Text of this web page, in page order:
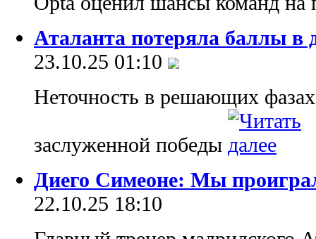
Аталанта потеряла баллы в
23.10.25 01:10
Неточность в решающих
заслуженной победы
Диего Симеоне: Мы
22.10.25 18:10